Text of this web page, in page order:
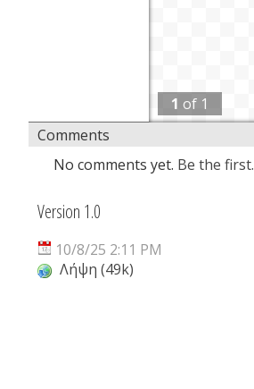
1 of 1
Comments
No comments yet. Be the first.
Version 1.0
10/8/25 2:11 PM
Λήψη (49k)